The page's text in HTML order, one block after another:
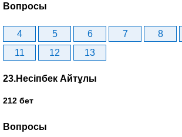
Вопросы
4 5 6 7 8
11
12 13
23.Несіпбек Айтұлы
212 бет
Вопросы